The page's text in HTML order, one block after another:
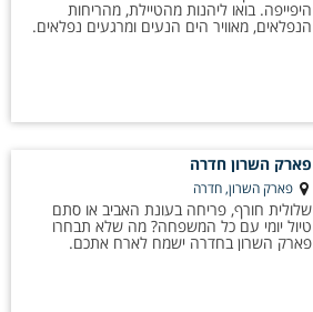
היפייפה. בואו ליהנות מהטיילת, מהריחות
הנפלאים, מאוויר הים הנעים ומרגעים נפלאים.
פארק השרון חדרה
פארק השרון, חדרה
שלולית חורף, פריחה בעונת האביב או סתם
טיול יומי עם כל המשפחה? מה שלא תבחרו
פארק השרון בחדרה ישמח לארח אתכם.